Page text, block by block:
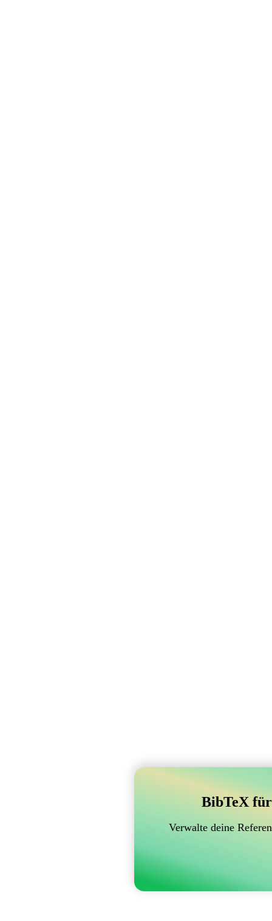
BibTeX
Verwalte deine